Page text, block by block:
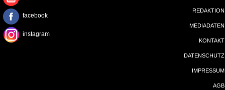
facebook
instagram
REDAKTION
MEDIADATEN
KONTAKT
DATENSCHUTZ
IMPRESSUM
AGB